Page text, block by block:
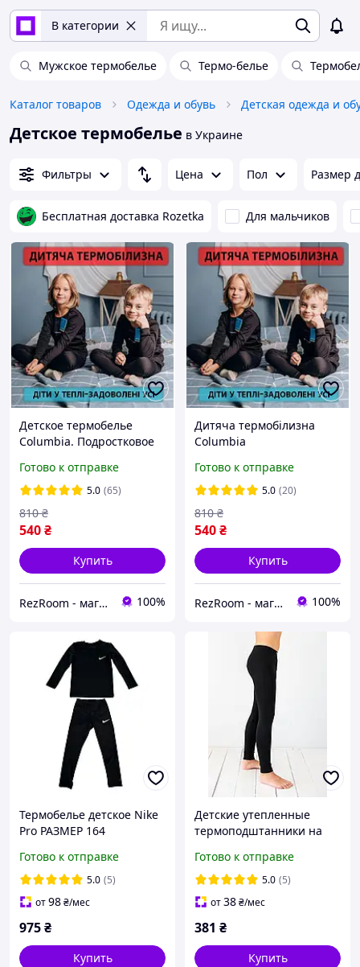
В категории
Мужское термобелье Термо-белье
Каталог товаров Одежда и обувь Детская одежда и
Детское термобелье в Украине
Фильтры Цена Пол Размер
Бесплатная доставка Rozetka Для мальчиков
Детское термобелье
Columbia. Подростковое
Готово к отправке
5.0 (65)
540₴
810 ₴
Купить
RezRoom - магазин імпортних речей 100%
Дитяча термобілизна
Columbia
Готово к отправке
5.0 (20)
540₴
810 ₴
Купить
RezRoom - магазин імпортних речей 100%
Термобелье детское Nike
Pro РАЗМЕР 164
Готово к отправке
5.0 (5)
от98₴/мес
975₴
Купить
Детские утепленные
термоподштанники на
Наталюкс 98-3509
Готово к отправке
5.0 (5)
от38₴/мес
381 ₴
Купить